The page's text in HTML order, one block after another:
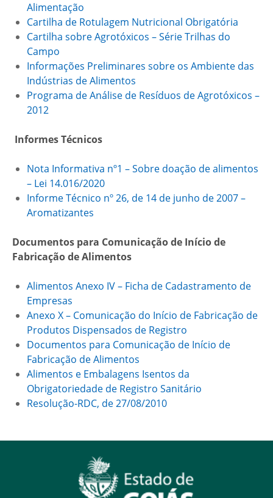
Alimentação
Cartilha de Rotulagem Nutricional Obrigatória
Cartilha sobre Agrotóxicos – Série Trilhas do
Campo
Informações Preliminares sobre os Ambiente das
Indústrias de Alimentos
Programa de Análise de Resíduos de Agrotóxicos –
2012
Informes Técnicos
Nota Informativa nº1 – Sobre doação de alimentos
– Lei 14.016/2020
Informe Técnico nº 26, de 14 de junho de 2007 –
Aromatizantes
Documentos para Comunicação de Início de
Fabricação de Alimentos
Alimentos Anexo IV – Ficha de Cadastramento de
Empresas
Anexo X – Comunicação do Início de Fabricação de
Produtos Dispensados de Registro
Documentos para Comunicação de Início de
Fabricação de Alimentos
Alimentos e Embalagens Isentos da
Obrigatoriedade de Registro Sanitário
Resolução-RDC, de 27/08/2010